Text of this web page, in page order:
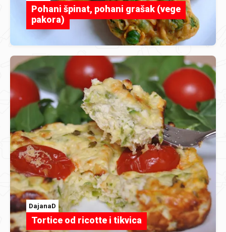
Pohani špinat, pohani grašak (vege
pakora)
DajanaD
Tortice od ricotte i tikvica